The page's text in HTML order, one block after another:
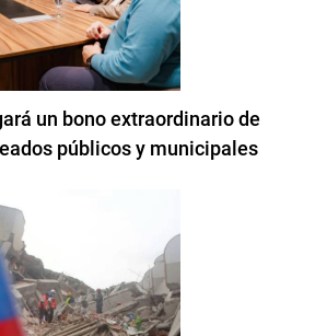
un bono extraordinario de
públicos y municipales